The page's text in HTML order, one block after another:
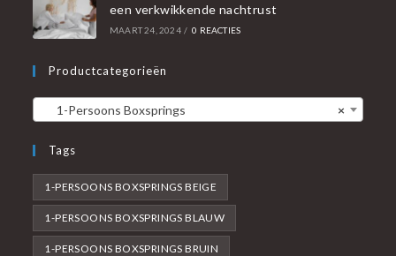
een verkwikkende nachtrust
MAART 24, 2024 / 0 REACTIES
Productcategorieën
×
1-Persoons Boxsprings
Tags
1-PERSOONS BOXSPRINGS BEIGE
1-PERSOONS BOXSPRINGS BLAUW
1-PERSOONS BOXSPRINGS BRUIN